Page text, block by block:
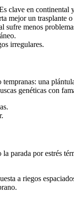
clave en continental
mejor un trasplante
sufre menos
irregulares.
una
genéticas con
parada por estrés
a riegos